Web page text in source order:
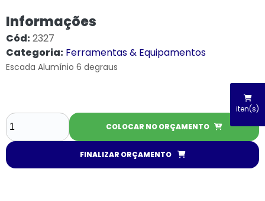
iten(s)
Informações
Cód:2327
Categoria: Ferramentas & Equipamentos
Escada Alumínio 6 degraus
COLOCAR NO ORÇAMENTO
FINALIZAR ORÇAMENTO